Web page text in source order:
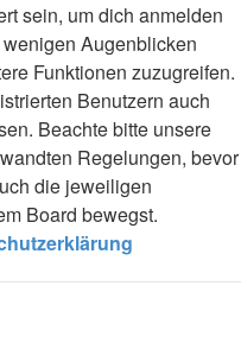
sein, um dich anmelden
Augenblicken
Funktionen zuzugreifen.
Benutzern auch
Beachte bitte unsere
Regelungen, bevor
die jeweiligen
Board bewegst.